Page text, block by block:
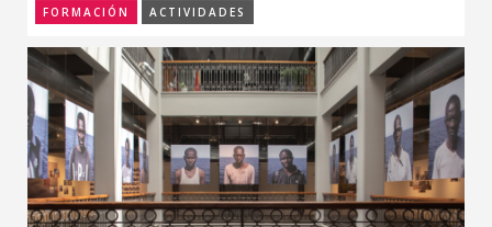
FORMACIÓN ACTIVIDADES